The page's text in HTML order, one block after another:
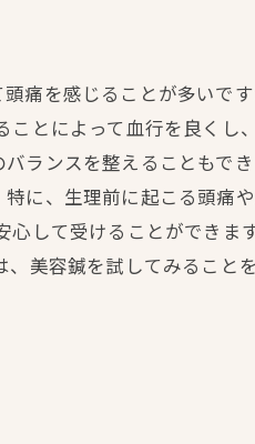
痛を感じることが多いで
とによって血行を良くし
ランスを整えることもで
に、生理前に起こる頭痛
して受けることができま
美容鍼を試してみることを